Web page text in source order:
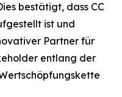
bestätigt, dass CC
ist und
Partner für
entlang der